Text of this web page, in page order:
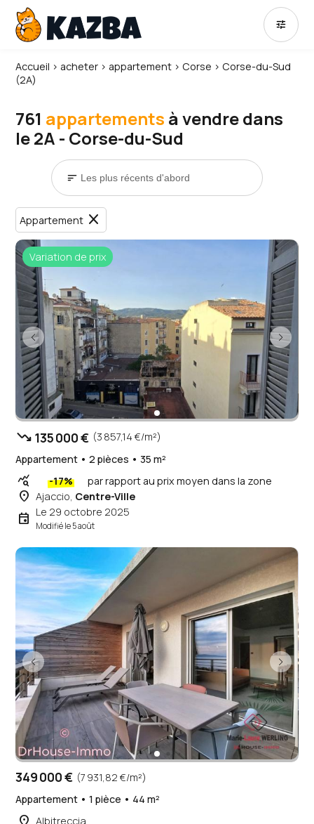
tune
Accueil › acheter › appartement ›Corse ›Corse-du-Sud
(2A)
761 appartements à vendre dans
le 2A - Corse-du-Sud
sort
Appartement close
Variation de prix
trending_down 135 000 € (3 857,14 €/m²)
Appartement • 2 pièces • 35 m²
query_stats -17% par rapport au prix moyen dans la zone
place Ajaccio, Centre-Ville
event Le 29 octobre 2025
Modifié le 5 août
349 000 € (7 931,82 €/m²)
Appartement • 1 pièce • 44 m²
Albitreccia